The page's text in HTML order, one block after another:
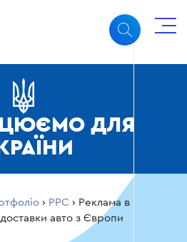
ДЛЯ
› PPC › Реклама в
авто з Європи